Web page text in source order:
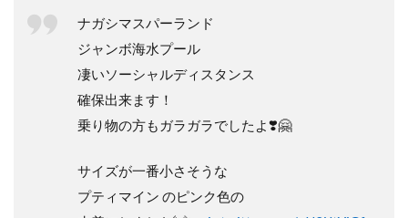
ナガシマスパーランド
ジャンボ海水プール
凄いソーシャルディスタンス
確保出来ます！
乗り物の方もガラガラでしたよ❣️🤗
サイズが一番小さそうな
プティマイン のピンク色の